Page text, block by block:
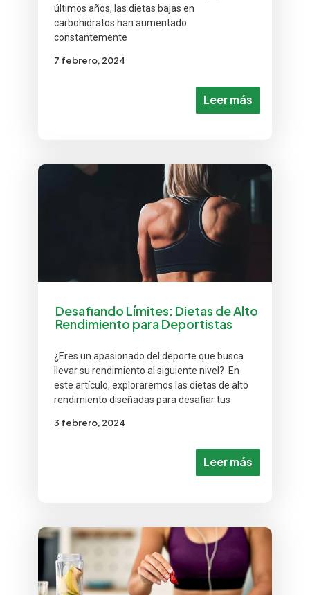
7 febrero, 2024
últimos años, las dietas bajas en
carbohidratos han aumentado
constantemente
Leer más
Desafiando Límites: Dietas de Alto
Rendimiento para Deportistas
3 febrero, 2024
¿Eres un apasionado del deporte que busca
llevar su rendimiento al siguiente nivel? En
este artículo, exploraremos las dietas de alto
rendimiento diseñadas para desafiar tus
Leer más